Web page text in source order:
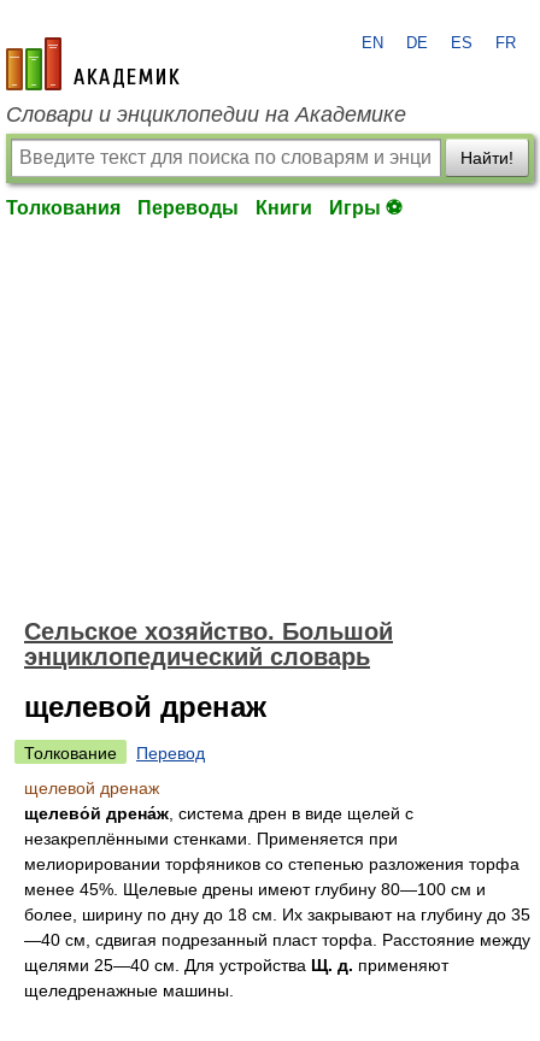
academic.ru
EN DE ES FR
Словари и энциклопедии на Академике
Найти!
Толкования Переводы Книги Игры ⚽
Сельское хозяйство. Большой
энциклопедический словарь
щелевой дренаж
Толкование
Перевод
щелевой дренаж
щелево́й дрена́ж , система дрен в виде щелей с
незакреплёнными стенками. Применяется при
мелиорировании торфяников со степенью разложения торфа
менее 45%. Щелевые дрены имеют глубину 80—100 см и
более, ширину по дну до 18 см. Их закрывают на глубину до 35
—40 см, сдвигая подрезанный пласт торфа. Расстояние между
щелями 25—40 см. Для устройства Щ. д. применяют
щеледренажные машины.